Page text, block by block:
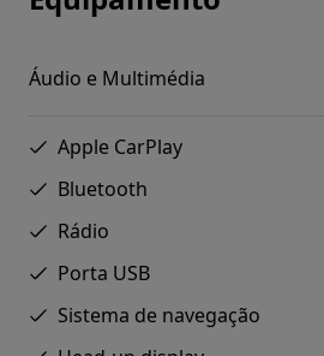
Áudio e Multimédia
Apple CarPlay
Bluetooth
Rádio
Porta USB
Sistema de navegação